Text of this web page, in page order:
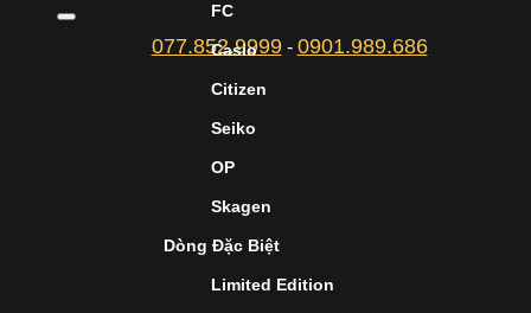
077.852.9999- 0901.989.686
FC
Casio
Citizen
Seiko
OP
Skagen
Dòng Đặc Biệt
Limited Edition